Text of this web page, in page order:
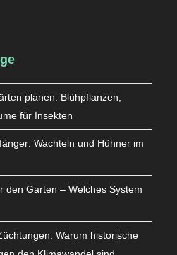
planen: Blühpflanzen,
für Insekten
Wachteln und Hühner im
den Garten – Welches System
Warum historische